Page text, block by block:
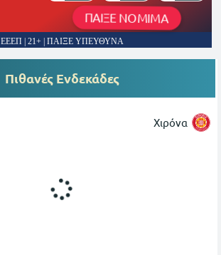
ΠΑΙΞΕ ΝΟΜΙΜΑ
ΕΕΕΠ | 21+ | ΠΑΙΞΕ ΥΠΕΥΘΥΝΑ
Πιθανές Ενδεκάδες
Χιρόνα